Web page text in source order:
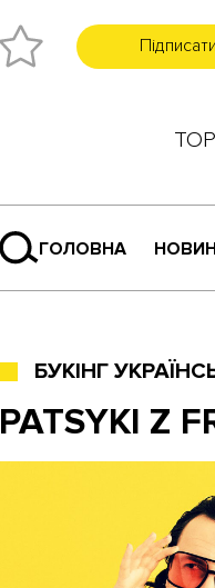
ГОЛОВНА
БУКІНГ
PATSYKI Z